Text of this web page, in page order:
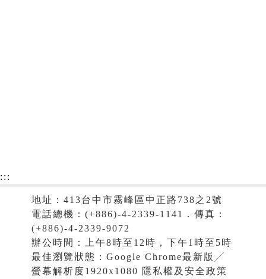
:::
地址：413台中市霧峰區中正路738之2號
電話總機：(+886)-4-2339-1141．傳真：
(+886)-4-2339-9072
辦公時間：上午8時至12時，下午1時至5時
最佳瀏覽狀態：Google Chrome最新版╱
螢幕解析度1920x1080 隱私權及安全政策